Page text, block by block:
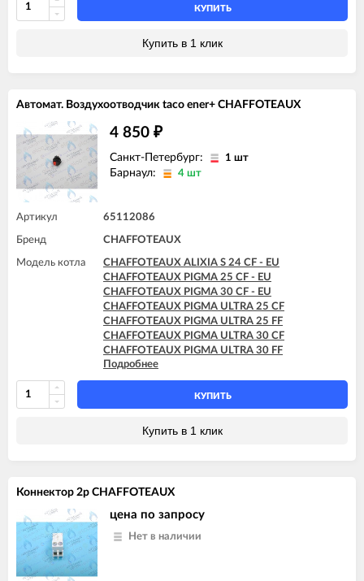
CHAFFOTEAUX PIGMA EVO SYSTEM 30 FF
CHAFFOTEAUX PIGMA EVO SYSTEM 35 FF
КУПИТЬ
Купить в 1 клик
Автомат. Воздухоотводчик taco ener+ CHAFFOTEAUX
4 850 ₽
Санкт-Петербург: 1 шт
Барнаул: 4 шт
Артикул 65112086
Бренд CHAFFOTEAUX
Модель котла
CHAFFOTEAUX ALIXIA S 24 CF - EU
CHAFFOTEAUX PIGMA 25 CF - EU
CHAFFOTEAUX PIGMA 30 CF - EU
CHAFFOTEAUX PIGMA ULTRA 25 CF
CHAFFOTEAUX PIGMA ULTRA 25 FF
CHAFFOTEAUX PIGMA ULTRA 30 CF
CHAFFOTEAUX PIGMA ULTRA 30 FF
CHAFFOTEAUX PIGMA ULTRA 35 FF
CHAFFOTEAUX PIGMA ULTRA SYSTEM 25 CF
CHAFFOTEAUX PIGMA ULTRA SYSTEM 25 FF
CHAFFOTEAUX PIGMA ULTRA SYSTEM 30 FF
Подробнее
КУПИТЬ
Купить в 1 клик
Коннектор 2p CHAFFOTEAUX
цена по запросу
Нет в наличии